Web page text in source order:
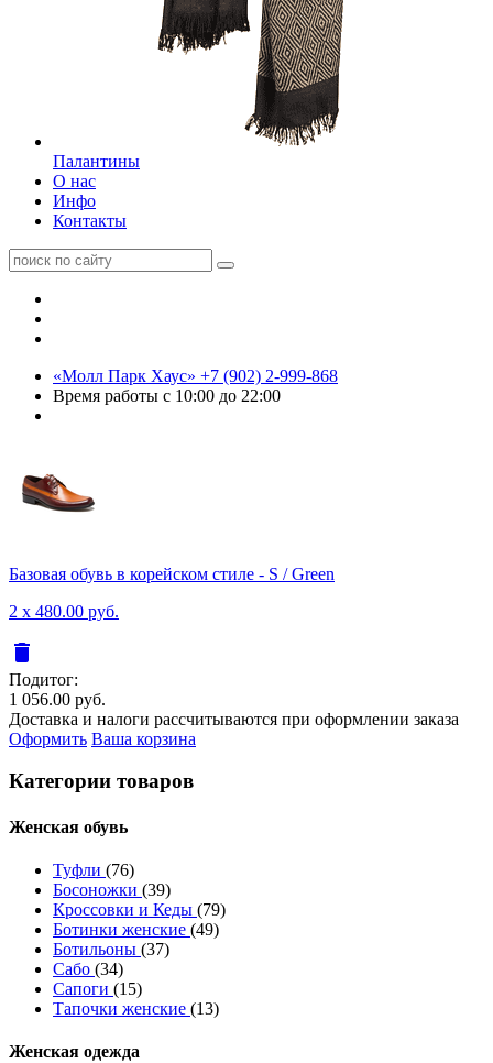
Палантины
О нас
Инфо
Контакты
«Молл Парк Хаус» +7 (902) 2-999-868
Время работы с 10:00 до 22:00
Базовая обувь в корейском стиле - S / Green
2 x 480.00 руб.
delete
Подитог:
1 056.00 руб.
Доставка и налоги рассчитываются при оформлении заказа
Оформить Ваша корзина
Категории товаров
Женcкая обувь
Туфли (76)
Босоножки (39)
Кроссовки и Кеды (79)
Ботинки женские (49)
Ботильоны (37)
Сабо (34)
Сапоги (15)
Тапочки женские (13)
Женская одежда